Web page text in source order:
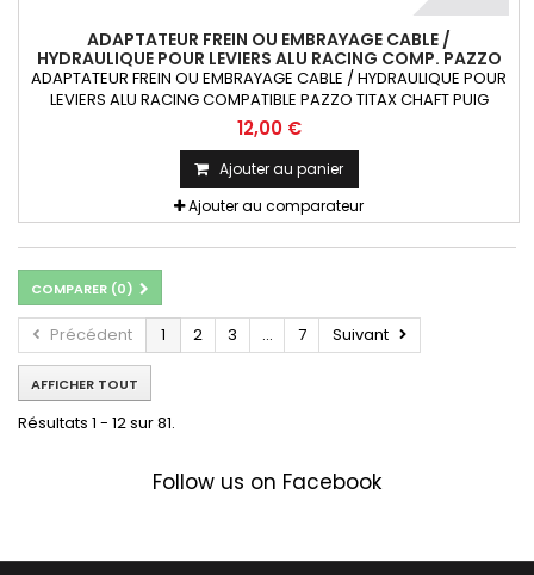
ADAPTATEUR FREIN OU EMBRAYAGE CABLE /
HYDRAULIQUE POUR LEVIERS ALU RACING COMP. PAZZO
TITAX CHAFT PUIG RIZOMA X1
ADAPTATEUR FREIN OU EMBRAYAGE CABLE / HYDRAULIQUE POUR
LEVIERS ALU RACING COMPATIBLE PAZZO TITAX CHAFT PUIG
RIZOMA 1 pièce
12,00 €
Ajouter au panier
Ajouter au comparateur
COMPARER (0)
Précédent 1 2 3 ... 7 Suivant
AFFICHER TOUT
Résultats 1 - 12 sur 81.
Follow us on Facebook